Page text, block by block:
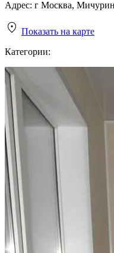
Адрес: г Москва,
Показать на карте
Категории: